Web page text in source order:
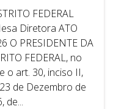
FEDERAL
Diretora ATO
O PRESIDENTE DA
FEDERAL, no
o art. 30, inciso II,
de Dezembro de
de...